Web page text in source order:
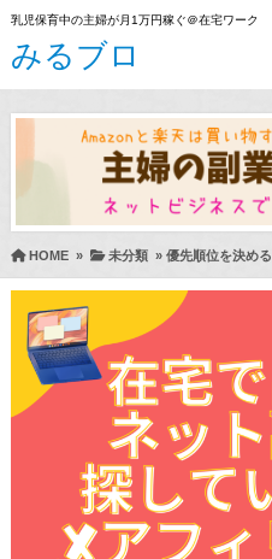
乳児保育中の主婦が月1万円稼ぐ＠在宅ワーク
みるブロ
HOME» 未分類» 優先順位を決める